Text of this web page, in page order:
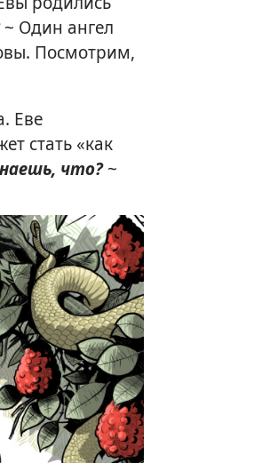
~ Один ангел
Посмотрим,
Еве
стать «как
что?~